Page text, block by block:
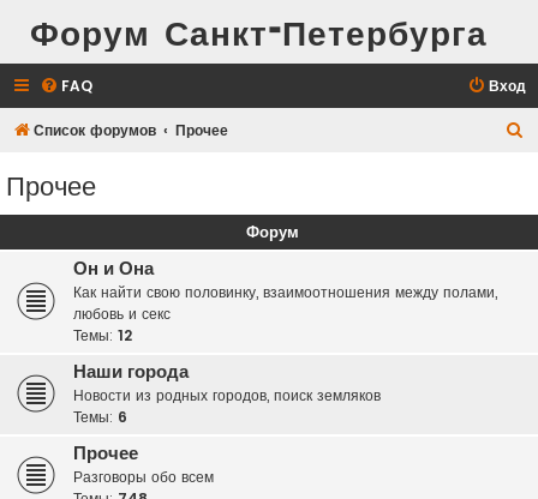
Форум Санкт-Петербурга
FAQ Вход
Список форумов Прочее
к
Прочее
Форум
Он и Она
Как найти свою половинку, взаимоотношения между полами,
любовь и секс
Темы: 12
Наши города
Новости из родных городов, поиск земляков
Темы: 6
Прочее
Разговоры обо всем